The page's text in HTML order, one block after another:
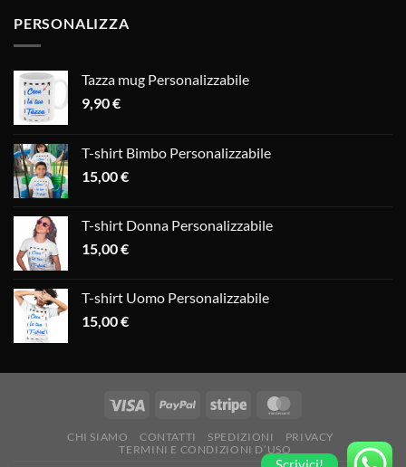
PERSONALIZZA
Tazza mug Personalizzabile
9,90€
T-shirt Bimbo Personalizzabile
15,00€
T-shirt Donna Personalizzabile
15,00€
T-shirt Uomo Personalizzabile
15,00€
CHI SIAMO CONTATTI SPEDIZIONI
PRIVACY
TERMINI E CONDIZIONI D’USO